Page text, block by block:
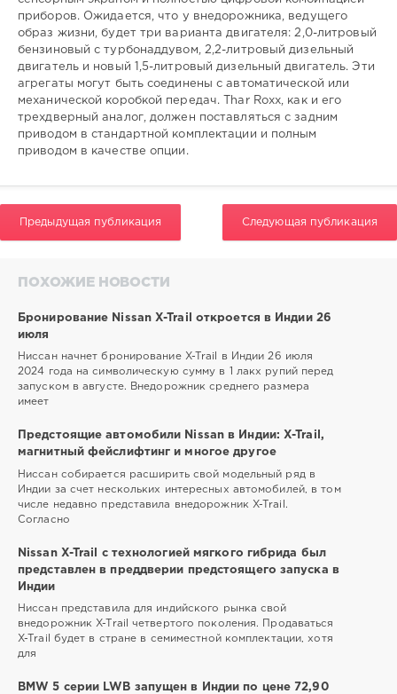
приборов. Ожидается, что у внедорожника, ведущего
образ жизни, будет три варианта двигателя: 2,0-литровый
бензиновый с турбонаддувом, 2,2-литровый дизельный
двигатель и новый 1,5-литровый дизельный двигатель. Эти
агрегаты могут быть соединены с автоматической или
механической коробкой передач. Thar Roxx, как и его
трехдверный аналог, должен поставляться с задним
приводом в стандартной комплектации и полным
приводом в качестве опции.
Предыдущая публикация Следующая публикация
ПОХОЖИЕ НОВОСТИ
Бронирование Nissan X-Trail откроется в Индии 26
июля
Ниссан начнет бронирование X-Trail в Индии 26 июля
2024 года на символическую сумму в 1 лакх рупий перед
запуском в августе. Внедорожник среднего размера
имеет
Предстоящие автомобили Nissan в Индии: X-Trail,
магнитный фейслифтинг и многое другое
Ниссан собирается расширить свой модельный ряд в
Индии за счет нескольких интересных автомобилей, в том
числе недавно представила внедорожник X-Trail.
Согласно
Nissan X-Trail с технологией мягкого гибрида был
представлен в преддверии предстоящего запуска в
Индии
Ниссан представила для индийского рынка свой
внедорожник X-Trail четвертого поколения. Продаваться
X-Trail будет в стране в семиместной комплектации, хотя
для
BMW 5 серии LWB запущен в Индии по цене 72,90